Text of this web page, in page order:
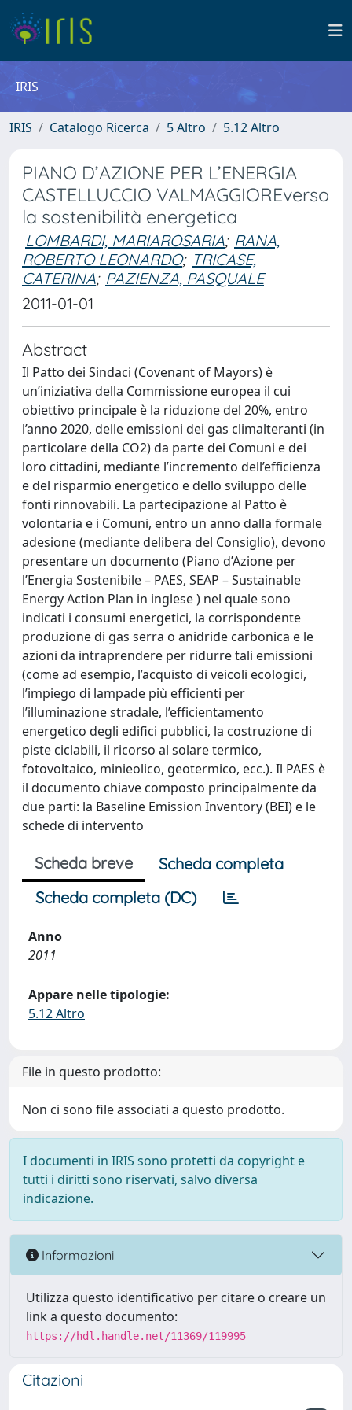
IRIS
IRIS Catalogo Ricerca 5 Altro 5.12 Altro
PIANO D’AZIONE PER L’ENERGIA
CASTELLUCCIO VALMAGGIOREverso
la sostenibilità energetica
LOMBARDI, MARIAROSARIA; RANA,
ROBERTO LEONARDO; TRICASE,
CATERINA; PAZIENZA, PASQUALE
2011-01-01
Abstract
Il Patto dei Sindaci (Covenant of Mayors) è
un’iniziativa della Commissione europea il cui
obiettivo principale è la riduzione del 20%, entro
l’anno 2020, delle emissioni dei gas climalteranti (in
particolare della CO2) da parte dei Comuni e dei
loro cittadini, mediante l’incremento dell’efficienza
e del risparmio energetico e dello sviluppo delle
fonti rinnovabili. La partecipazione al Patto è
volontaria e i Comuni, entro un anno dalla formale
adesione (mediante delibera del Consiglio), devono
presentare un documento (Piano d’Azione per
l’Energia Sostenibile – PAES, SEAP – Sustainable
Energy Action Plan in inglese ) nel quale sono
indicati i consumi energetici, la corrispondente
produzione di gas serra o anidride carbonica e le
azioni da intraprendere per ridurre tali emissioni
(come ad esempio, l’acquisto di veicoli ecologici,
l’impiego di lampade più efficienti per
l’illuminazione stradale, l’efficientamento
energetico degli edifici pubblici, la costruzione di
piste ciclabili, il ricorso al solare termico,
fotovoltaico, minieolico, geotermico, ecc.). Il PAES è
il documento chiave composto principalmente da
due parti: la Baseline Emission Inventory (BEI) e le
schede di intervento
Scheda breve
Scheda completa
Scheda completa (DC)
Anno
2011
Appare nelle tipologie:
5.12 Altro
File in questo prodotto:
Non ci sono file associati a questo prodotto.
I documenti in IRIS sono protetti da copyright e
tutti i diritti sono riservati, salvo diversa
indicazione.
Informazioni
Utilizza questo identificativo per citare o creare un
link a questo documento:
https://hdl.handle.net/11369/119995
Citazioni